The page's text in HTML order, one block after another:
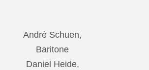
Andrè Schuen,
Baritone
Daniel Heide,